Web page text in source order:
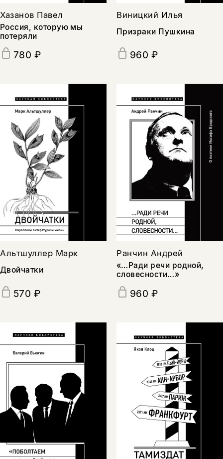
Хазанов Павел
Россия, которую мы
потеряли
780 ₽
Виницкий Илья
Призраки Пушкина
960 ₽
Альтшуллер Марк
Двойчатки
570 ₽
Ранчин Андрей
«…Ради речи родной,
словесности…»
960 ₽